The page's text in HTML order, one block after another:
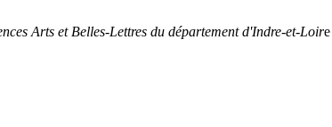
Arts et Belles-Lettres du département d'Indre-et-Loire